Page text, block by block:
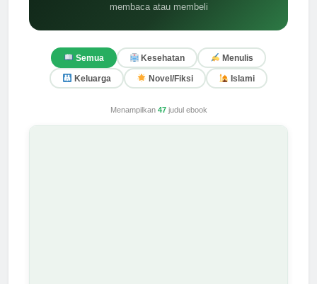
membaca atau membeli
Semua Kesehatan Menulis
Keluarga Novel/Fiksi Islami
Menampilkan 47judul ebook